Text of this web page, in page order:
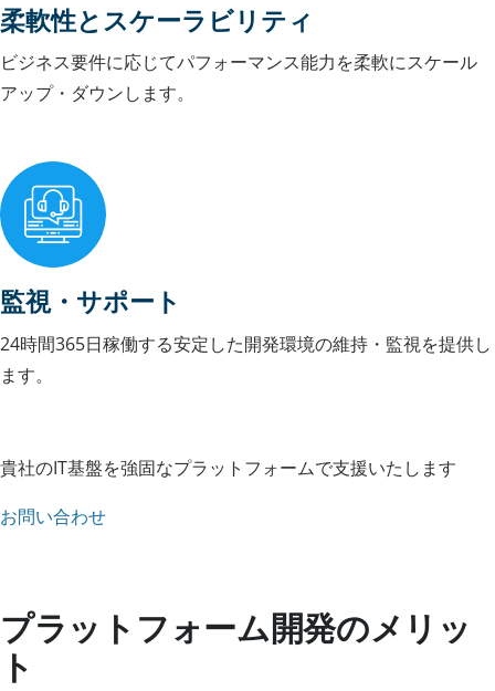
柔軟性とスケーラビリティ
ビジネス要件に応じてパフォーマンス能力を柔軟にスケール
アップ・ダウンします。
監視・サポート
24時間365日稼働する安定した開発環境の維持・監視を提供し
ます。
貴社のIT基盤を強固なプラットフォームで支援いたします
お問い合わせ
プラットフォーム開発のメリッ
ト